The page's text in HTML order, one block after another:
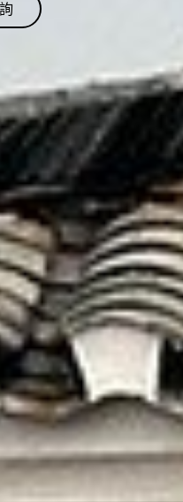
自己也有不曾見到的
美好的假期